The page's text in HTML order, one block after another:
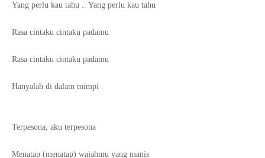
Yang perlu kau tahu .. Yang perlu kau tahu
Rasa cintaku cintaku padamu
Rasa cintaku cintaku padamu
Hanyalah di dalam mimpi
Terpesona, aku terpesona
Menatap (menatap) wajahmu yang manis